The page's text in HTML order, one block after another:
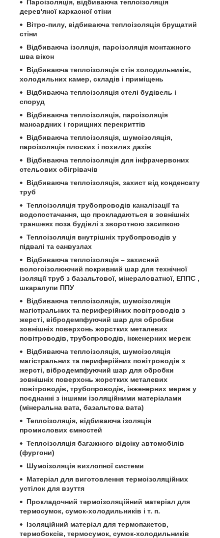
Пароізоляція, відбиваюча теплоізоляція
дерев'яної каркасної стіни
Вітро-пилу, відбиваюча теплоізоляція брущатий
стіни
Відбиваюча ізоляція, пароізоляція монтажного
шва вікон
Відбиваюча теплоізоляція стін холодильників,
холодильних камер, складів і приміщень
Відбиваюча теплоізоляція стелі будівель і
споруд
Відбиваюча теплоізоляція, пароізоляція
мансардних і горищних перекриттів
Відбиваюча теплоізоляція, шумоізоляція,
пароізоляція плоских і похилих дахів
Відбиваюча теплоізоляція для інфрачервоних
стельових обігрівачів
Відбиваюча теплоізоляція, захист від конденсату
труб
Теплоізоляція трубопроводів каналізації та
водопостачання, що прокладаються в зовнішніх
траншеях поза будівлі з зворотною засипкою
Теплоізоляція внутрішніх трубопроводів у
підвалі та санвузлах
Відбиваюча теплоізоляція – захисний
вологоізолюючий покривний шар для технічної
ізоляції труб з базальтової, мінераловатної, ЕППС ,
шкаралупи ППУ
Відбиваюча теплоізоляція, шумоізоляція
магістральних та периферійних повітроводів з
жерсті, вібродемпфуючий шар для обробки
зовнішніх поверхонь жорстких металевих
повітроводів, трубопроводів, інженерних мереж
Відбиваюча теплоізоляція, шумоізоляція
магістральних та периферійних повітроводів з
жерсті, вібродемпфуючий шар для обробки
зовнішніх поверхонь жорстких металевих
повітроводів, трубопроводів, інженерних мереж у
поєднанні з іншими ізоляційними матеріалами
(мінеральна вата, базальтова вата)
Теплоізоляція, відбиваюча ізоляція
промислових ємностей
Теплоізоляція багажного відсіку автомобілів
(фургони)
Шумоізоляція вихлопної системи
Матеріал для виготовлення термоізоляційних
устілок для взуття
Прокладочний термоізоляційний матеріал для
термосумок, сумок-холодильників і т. п.
Ізоляційний матеріал для термопакетов,
термобоксів, термосумок, сумок-холодильників